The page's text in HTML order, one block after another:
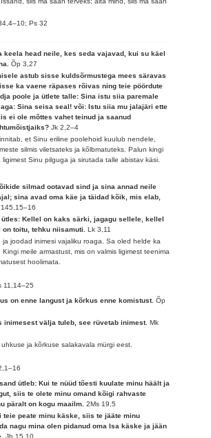
Ps 32
keela head neile, kes seda vajavad, kui su käel
Õp 3,27
astub sisse kuldsõrmustega mees säravas
ka vaene räpases rõivas ning teie pöördute
poole ja ütlete talle: Sina istu siia paremale
Sina seisa seal! või: Istu siia mu jalajäri ette
ei ole mõttes vahet teinud ja saanud
Jk 2,2–4
et Sinu eriline poolehoid kuulub nendele,
silmis viletsateks ja kõlbmatuteks. Palun kingi
ligimest Sinu pilguga ja sirutada talle abistav käsi.
silmad ootavad sind ja sina annad neile
sina avad oma käe ja täidad kõik, mis elab,
Kellel on kaks särki, jagagu sellele, kellel
on toitu, tehku niisamuti.Lk 3,11
ja joodad inimesi vajaliku roaga. Sa oled helde ka
meile armastust, mis on valmis ligimest teenima
hoolimata.
11,14–25
on enne langust ja kõrkus enne komistust.Õp
inimesest välja tuleb, see rüvetab inimest.Mk
ja kõrkuse salakavala mürgi eest.
ütleb: Kui te nüüd tõesti kuulate minu häält ja
siis te olete minu omand kõigi rahvaste
päralt on kogu maailm.2Ms 19,5
teie peate minu käske, siis te jääte minu
nagu mina olen pidanud oma Isa käske ja jään
Jh 15,10